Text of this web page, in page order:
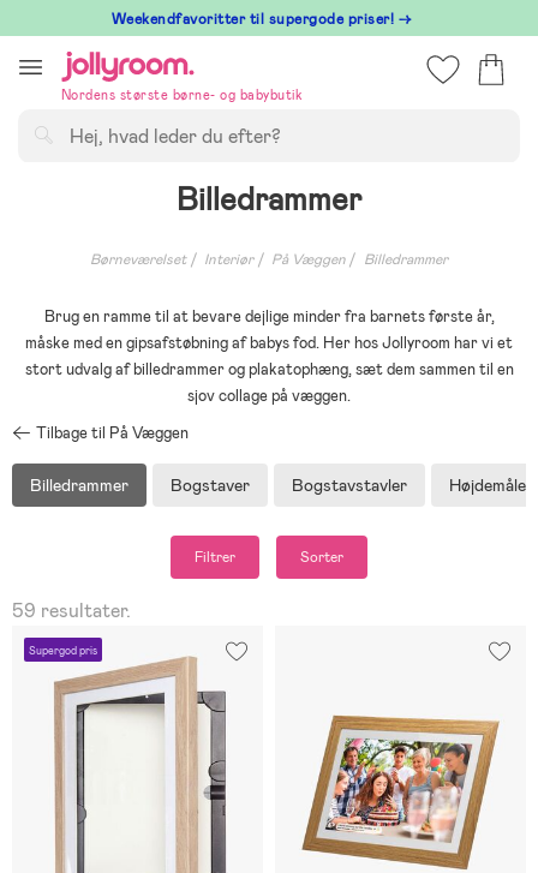
till
innehållet
⁠ Weekendfavoritter til supergode priser! →
Nordens største børne- og babybutik
Billedrammer
Børneværelset Interiør På Væggen Billedrammer
Brug en ramme til at bevare dejlige minder fra barnets første år,
måske med en gipsafstøbning af babys fod. Her hos Jollyroom har vi et
stort udvalg af billedrammer og plakatophæng, sæt dem sammen til en
sjov collage på væggen.
Tilbage til På Væggen
Billedrammer Bogstaver Bogstavstavler
Filtrer Sorter
59 resultater.
Supergod pris